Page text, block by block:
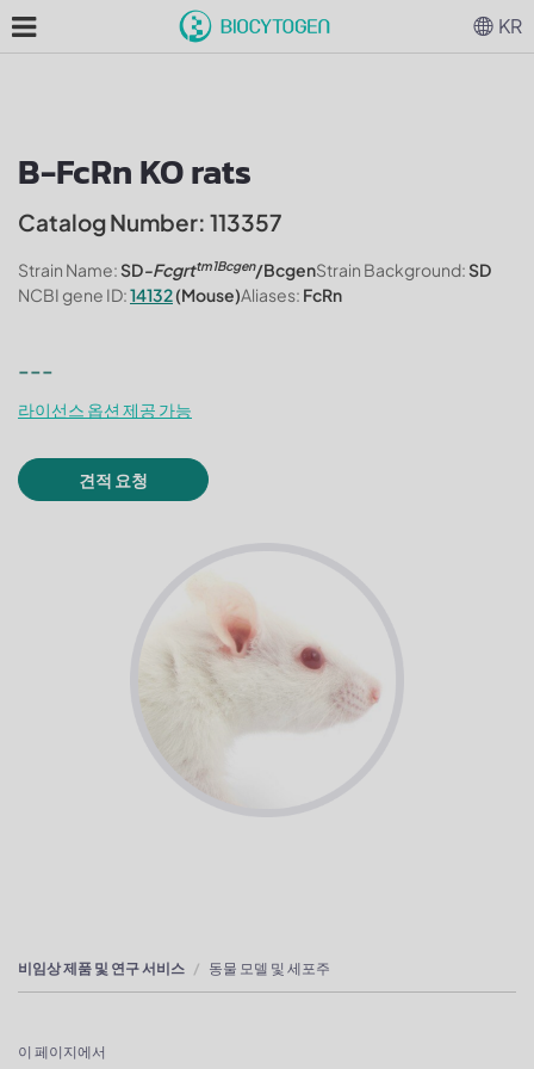
B-FcRn KO rats
Catalog Number: 113357
Strain Name:SD-Fcgrttm1Bcgen/BcgenStrain Background:SD
NCBI gene ID:14132(Mouse)Aliases: FcRn
---
라이선스 옵션 제공 가능
견적 요청
비임상 제품 및 연구 서비스 동물 모델 및 세포주
이 페이지에서
KR